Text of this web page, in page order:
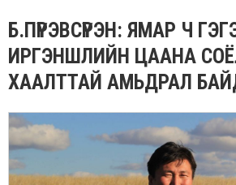
Б.ПҮРЭВСҮРЭН: ЯМАР Ч
ИРГЭНШЛИЙН ЦААНА
ХААЛТТАЙ АМЬДРАЛ